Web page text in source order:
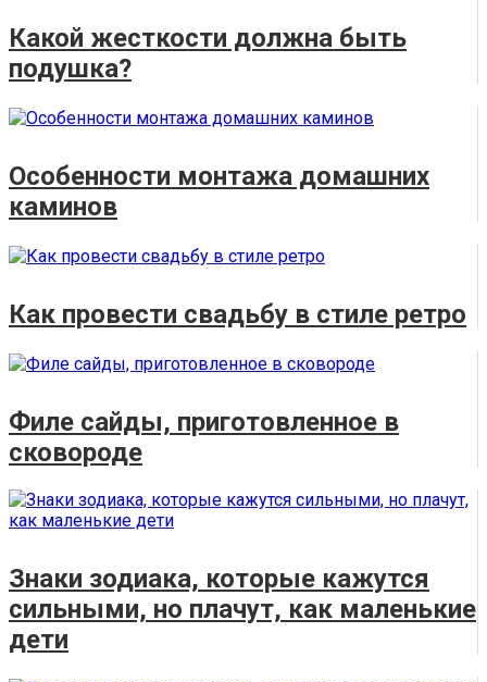
Какой жесткости должна быть
подушка?
Особенности монтажа домашних
каминов
Как провести свадьбу в стиле ретро
Филе сайды, приготовленное в
сковороде
Знаки зодиака, которые кажутся
сильными, но плачут, как маленькие
дети